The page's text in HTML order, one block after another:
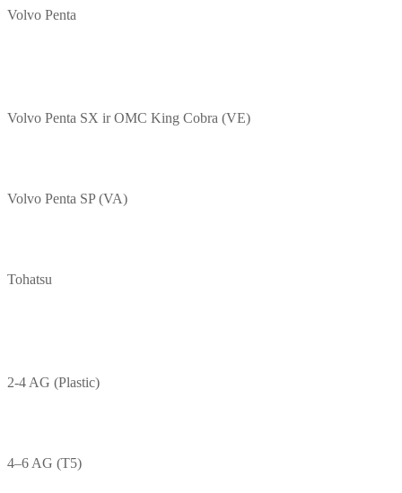
Volvo Penta
Volvo Penta SX ir OMC King Cobra (VE)
Volvo Penta SP (VA)
Tohatsu
2-4 AG (Plastic)
4–6 AG (T5)